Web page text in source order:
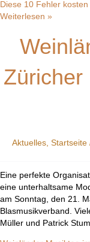
Diese 10 Fehler
Weiterlesen »
Züricher
Aktuelles, Startseite
Eine perfekte
eine unterhaltsame
am Sonntag, den 21.
Blasmusikverband.
Müller und Patrick